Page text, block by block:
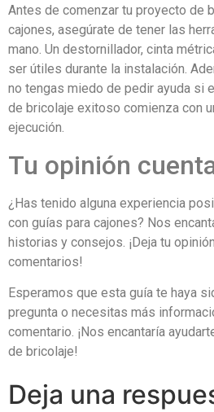
Antes de comenzar tu proyecto de
cajones, asegúrate de tener las
mano. Un destornillador, cinta
ser útiles durante la instalación.
no tengas miedo de pedir ayuda si
de bricolaje exitoso comienza con
ejecución.
Tu opinión
¿Has tenido alguna experiencia
con guías para cajones? Nos
historias y consejos. ¡Deja tu
comentarios!
Esperamos que esta guía te haya
pregunta o necesitas más
comentario. ¡Nos encantaría
de bricolaje!
Deja una